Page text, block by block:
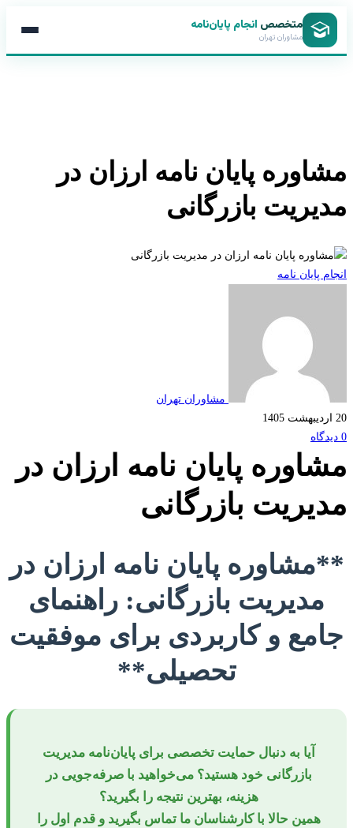
متخصصانجام پایان‌نامه
مشاوران تهران
پایان نامه ارزان در
بازرگانی
پایان نامه
مشاوران تهران
پایان نامه ارزان در
بازرگانی
پایان نامه ارزان در
مدیریت بازرگانی: راهنمای
و کاربردی برای موفقیت
تحصیلی**
آیا به دنبال حمایت تخصصی برای پایان‌نامه مدیریت
بازرگانی خود هستید؟ می‌خواهید با صرفه‌جویی در
هزینه، بهترین نتیجه را بگیرید؟
همین حالا با کارشناسان ما تماس بگیرید و قدم اول را